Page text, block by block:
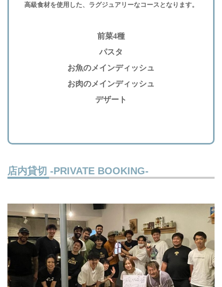
高級食材を使用した、ラグジュアリーなコースとなります。
前菜4種
パスタ
お魚のメインディッシュ
お肉のメインディッシュ
デザート
店内貸切 -PRIVATE BOOKING-